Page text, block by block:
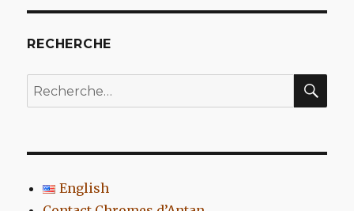
RECHERCHE
Recherche
pour
English